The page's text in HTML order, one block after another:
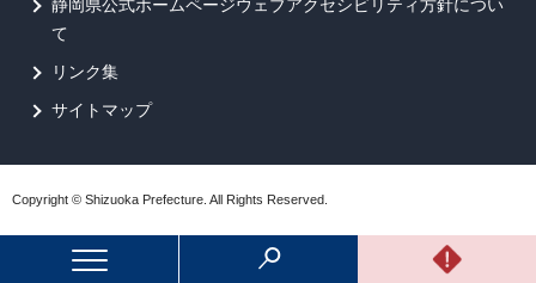
静岡県公式ホームページウェブアクセシビリティ方針につい
て
リンク集
サイトマップ
Copyright © Shizuoka Prefecture. All Rights Reserved.